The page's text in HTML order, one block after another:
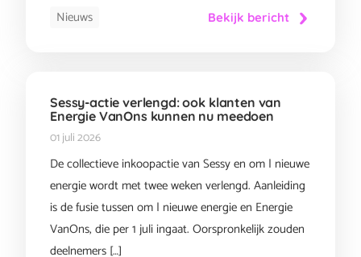
Nieuws Bekijk bericht
Sessy-actie verlengd: ook klanten van
Energie VanOns kunnen nu meedoen
01 juli 2026
De collectieve inkoopactie van Sessy en om | nieuwe
energie wordt met twee weken verlengd. Aanleiding
is de fusie tussen om | nieuwe energie en Energie
VanOns, die per 1 juli ingaat. Oorspronkelijk zouden
deelnemers […]